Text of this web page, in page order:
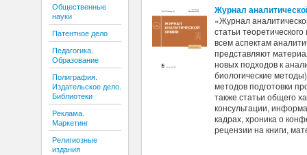
Общественные
науки
Патентное дело
Педагогика.
Образование
Полиграфия.
Издательское дело.
Библиотеки
Реклама.
Маркетинг
Религиозные
издания
Журнал
«Журнал
статьи
всем аспектам
представляют
новых подходов к
биологические
методов подготовки
также статьи общего
консультации,
кадрах, хроника о
рецензии на книги,